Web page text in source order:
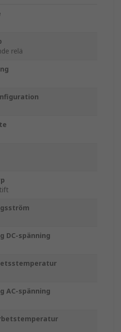
relä
DC-spänning
AC-spänning